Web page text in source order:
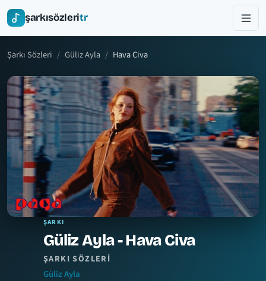
şarkısözleritr
Şarkı Sözleri Güliz Ayla Hava Civa
ŞARKI
Güliz Ayla - Hava Civa
ŞARKI SÖZLERI
Güliz Ayla